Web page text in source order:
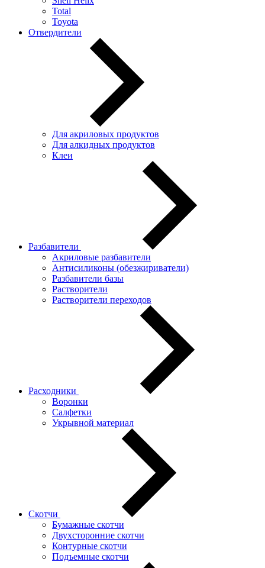
Total
Toyota
Отвердители
Для акриловых продуктов
Для алкидных продуктов
Клеи
Разбавители
Акриловые разбавители
Антисиликоны (обезжириватели)
Разбавители базы
Растворители
Растворители переходов
Расходники
Воронки
Салфетки
Укрывной материал
Скотчи
Бумажные скотчи
Двухсторонние скотчи
Контурные скотчи
Подъемные скотчи